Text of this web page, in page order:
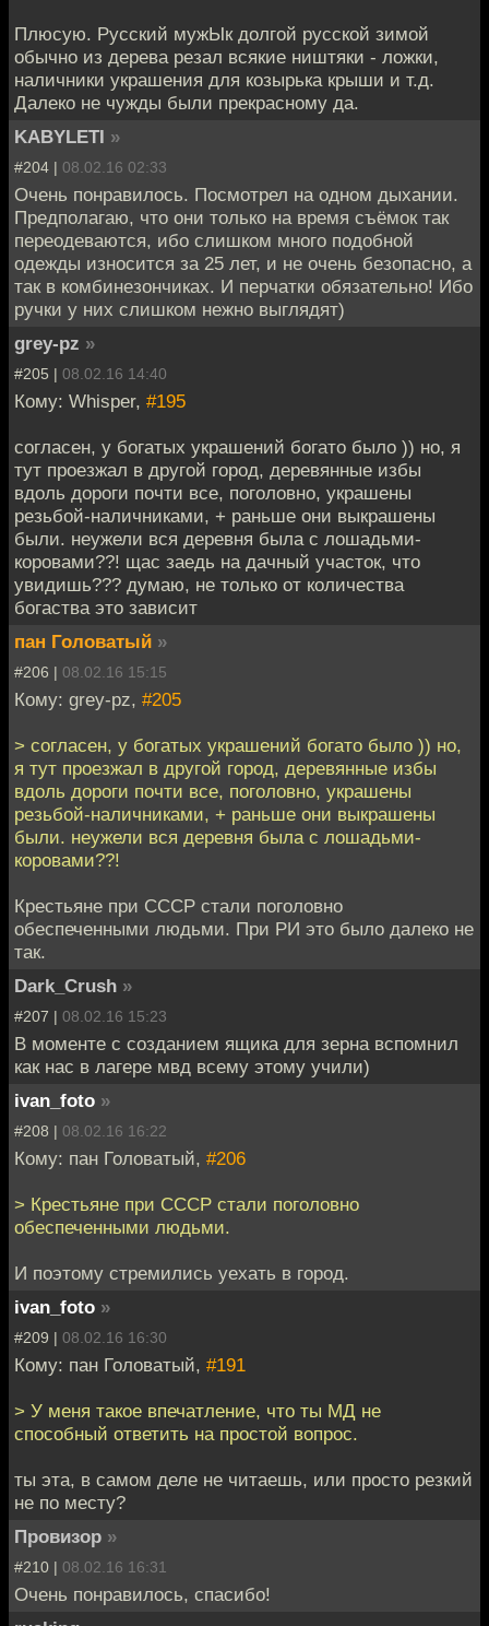
Плюсую. Русский мужЫк долгой русской зимой
обычно из дерева резал всякие ништяки - ложки,
наличники украшения для козырька крыши и т.д.
Далеко не чужды были прекрасному да.
KABYLETI »
#204 | 08.02.16 02:33
Очень понравилось. Посмотрел на одном дыхании.
Предполагаю, что они только на время съёмок так
переодеваются, ибо слишком много подобной
одежды износится за 25 лет, и не очень безопасно, а
так в комбинезончиках. И перчатки обязательно! Ибо
ручки у них слишком нежно выглядят)
grey-pz »
#205 | 08.02.16 14:40
Кому: Whisper, #195
согласен, у богатых украшений богато было )) но, я
тут проезжал в другой город, деревянные избы
вдоль дороги почти все, поголовно, украшены
резьбой-наличниками, + раньше они выкрашены
были. неужели вся деревня была с лошадьми-
коровами??! щас заедь на дачный участок, что
увидишь??? думаю, не только от количества
богаства это зависит
пан Головатый »
#206 | 08.02.16 15:15
Кому: grey-pz, #205
> согласен, у богатых украшений богато было )) но,
я тут проезжал в другой город, деревянные избы
вдоль дороги почти все, поголовно, украшены
резьбой-наличниками, + раньше они выкрашены
были. неужели вся деревня была с лошадьми-
коровами??!
Крестьяне при СССР стали поголовно
обеспеченными людьми. При РИ это было далеко не
так.
Dark_Crush »
#207 | 08.02.16 15:23
В моменте с созданием ящика для зерна вспомнил
как нас в лагере мвд всему этому учили)
ivan_foto »
#208 | 08.02.16 16:22
Кому: пан Головатый, #206
> Крестьяне при СССР стали поголовно
обеспеченными людьми.
И поэтому стремились уехать в город.
ivan_foto »
#209 | 08.02.16 16:30
Кому: пан Головатый, #191
> У меня такое впечатление, что ты МД не
способный ответить на простой вопрос.
ты эта, в самом деле не читаешь, или просто резкий
не по месту?
Провизор »
#210 | 08.02.16 16:31
Очень понравилось, спасибо!